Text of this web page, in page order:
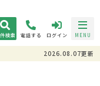
検索 電話する ログイン MENU
2026.08.07更新